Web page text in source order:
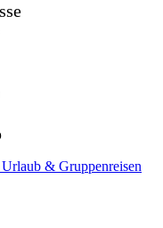
& Gruppenreisen